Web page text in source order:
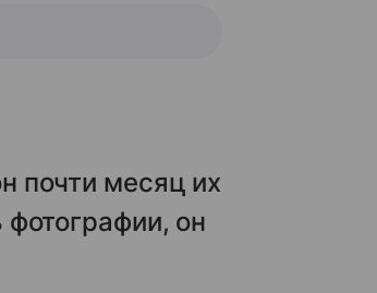
почти месяц их
он